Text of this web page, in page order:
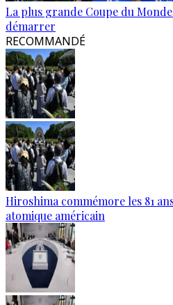
La plus grande Coupe du
démarrer
RECOMMANDÉ
Hiroshima commémore les 81
atomique américain